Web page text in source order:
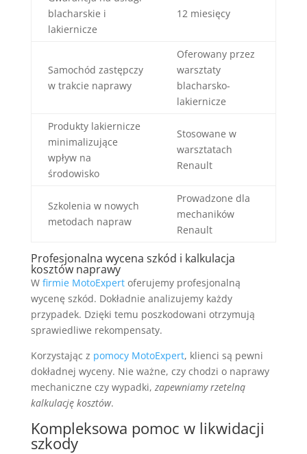
blacharskie i
lakiernicze
12 miesięcy
Samochód zastępczy
w trakcie naprawy
Oferowany przez
warsztaty
blacharsko-
lakiernicze
Produkty lakiernicze
minimalizujące
wpływ na
środowisko
Stosowane w
warsztatach
Renault
Szkolenia w nowych
metodach napraw
Prowadzone dla
mechaników
Renault
Profesjonalna wycena szkód i kalkulacja
kosztów naprawy
W firmie MotoExpertoferujemy profesjonalną
wycenę szkód. Dokładnie analizujemy każdy
przypadek. Dzięki temu poszkodowani otrzymują
sprawiedliwe rekompensaty.
Korzystając z pomocy MotoExpert, klienci są pewni
dokładnej wyceny. Nie ważne, czy chodzi o naprawy
mechaniczne czy wypadki, zapewniamy rzetelną
kalkulację kosztów.
Kompleksowa pomoc w likwidacji
szkody